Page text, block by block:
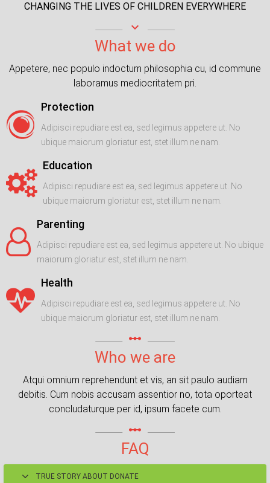
CHANGING THE LIVES OF CHILDREN EVERYWHERE
keyboard_arrow_down
What we do
Appetere, nec populo indoctum philosophia cu, id commune
laboramus mediocritatem pri.
Protection
Adipisci repudiare est ea, sed legimus appetere ut. No
ubique maiorum gloriatur est, stet illum ne nam.
Education
Adipisci repudiare est ea, sed legimus appetere ut. No
ubique maiorum gloriatur est, stet illum ne nam.
Parenting
Adipisci repudiare est ea, sed legimus appetere ut. No ubique
maiorum gloriatur est, stet illum ne nam.
Health
Adipisci repudiare est ea, sed legimus appetere ut. No
ubique maiorum gloriatur est, stet illum ne nam.
linear_scale
Who we are
Atqui omnium reprehendunt et vis, an sit paulo audiam
debitis. Cum nobis accusam assentior no, tota oporteat
concludaturque per id, ipsum facete cum.
linear_scale
FAQ
TRUE STORY ABOUT DONATE